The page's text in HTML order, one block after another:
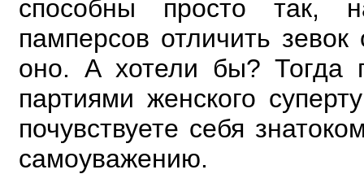
способны просто так,
памперсов отличить
оно. А хотели бы? Тогда
партиями женского
почувствуете себя
самоуважению.